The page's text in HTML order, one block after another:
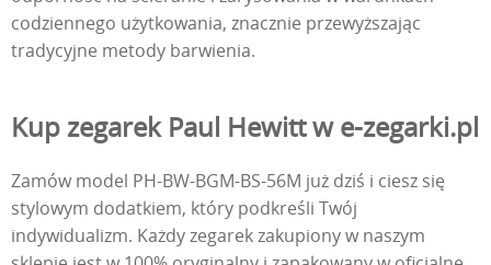
codziennego użytkowania, znacznie przewyższając
tradycyjne metody barwienia.
Kup zegarek Paul Hewitt w e-zegarki.pl
Zamów model PH-BW-BGM-BS-56M już dziś i ciesz się
stylowym dodatkiem, który podkreśli Twój
indywidualizm. Każdy zegarek zakupiony w naszym